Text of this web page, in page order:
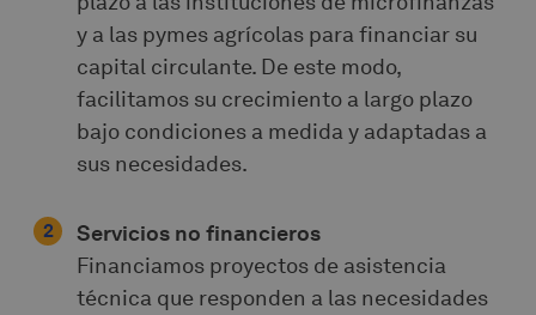
y a las pymes agrícolas para financiar su
capital circulante. De este modo,
facilitamos su crecimiento a largo plazo
bajo condiciones a medida y adaptadas a
sus necesidades.
Servicios no financieros
Financiamos proyectos de asistencia
técnica que responden a las necesidades